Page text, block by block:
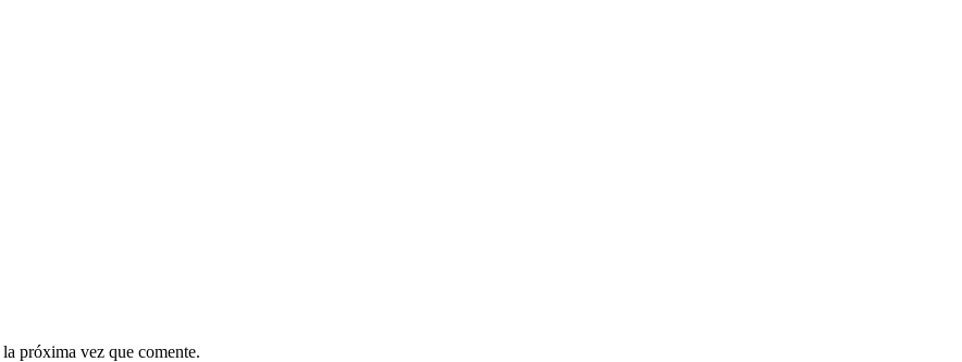
próxima vez que comente.